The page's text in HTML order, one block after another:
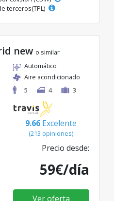
terceros(TPL)
new o similar
Automático
Aire acondicionado
5
4 3
9.66 Excelente
(213 opiniones)
Precio desde:
59€/día
Ver oferta